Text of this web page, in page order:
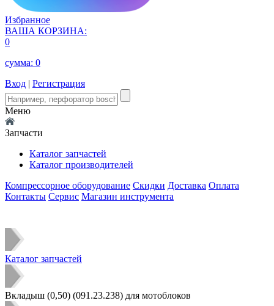
Избранное
ВАША КОРЗИНА:
0
сумма: 0
Вход | Регистрация
Меню
Запчасти
Каталог запчастей
Каталог производителей
Компрессорное оборудование Скидки Доставка Оплата
Контакты Сервис Магазин инструмента
Каталог запчастей
Вкладыш (0,50) (091.23.238) для мотоблоков